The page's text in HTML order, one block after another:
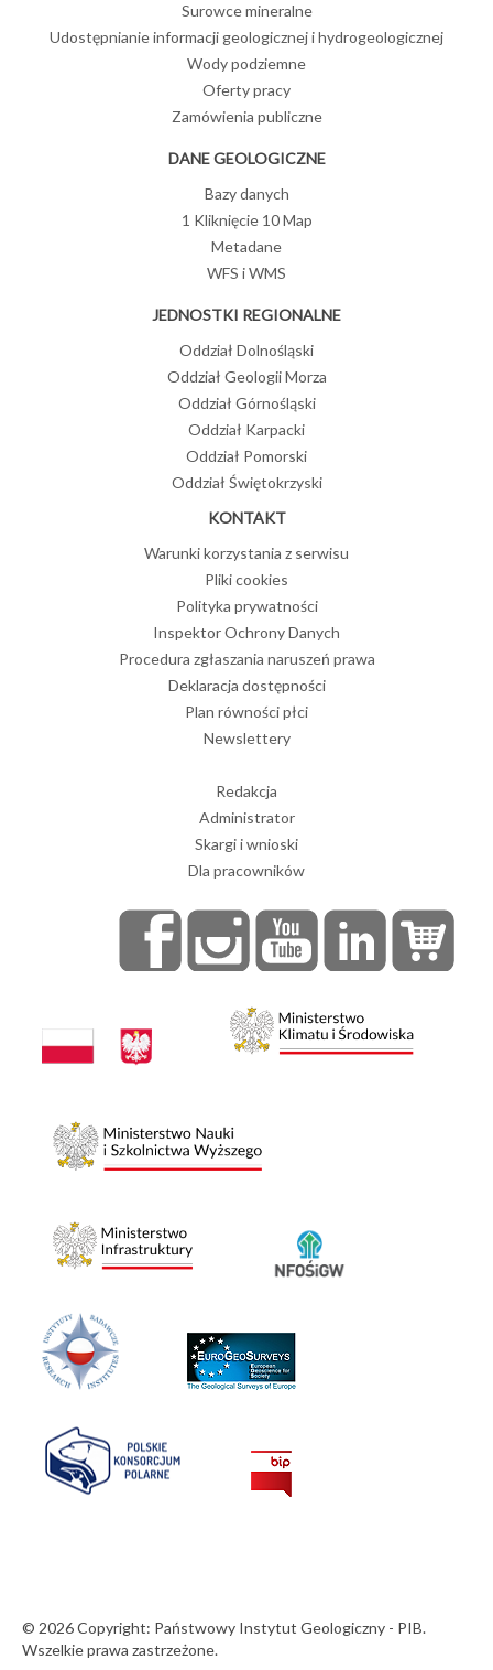
Surowce mineralne
Udostępnianie informacji geologicznej i hydrogeologicznej
Wody podziemne
Oferty pracy
Zamówienia publiczne
DANE GEOLOGICZNE
Bazy danych
1 Kliknięcie 10 Map
Metadane
WFS i WMS
JEDNOSTKI REGIONALNE
Oddział Dolnośląski
Oddział Geologii Morza
Oddział Górnośląski
Oddział Karpacki
Oddział Pomorski
Oddział Świętokrzyski
KONTAKT
Warunki korzystania z serwisu
Pliki cookies
Polityka prywatności
Inspektor Ochrony Danych
Procedura zgłaszania naruszeń prawa
Deklaracja dostępności
Plan równości płci
Newslettery
Redakcja
Administrator
Skargi i wnioski
Dla pracowników
© 2026 Copyright: Państwowy Instytut Geologiczny - PIB.
Wszelkie prawa zastrzeżone.